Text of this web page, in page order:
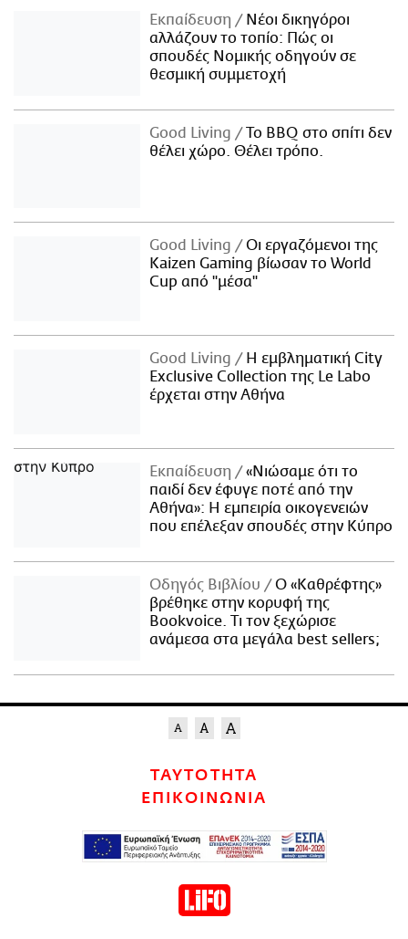
Εκπαίδευση
Νέοι δικηγόροι
αλλάζουν το τοπίο: Πώς οι
σπουδές Νομικής οδηγούν σε
θεσμική συμμετοχή
Good Living
Το BBQ στο σπίτι δεν
θέλει χώρο. Θέλει τρόπο.
Good Living
Οι εργαζόμενοι της
Kaizen Gaming βίωσαν το World
Cup από "μέσα"
Good Living
Η εμβληματική City
Exclusive Collection της Le Labo
έρχεται στην Αθήνα
Εκπαίδευση
«Νιώσαμε ότι το
παιδί δεν έφυγε ποτέ από την
Αθήνα»: Η εμπειρία οικογενειών
που επέλεξαν σπουδές στην Κύπρο
Οδηγός Βιβλίου
Ο «Καθρέφτης»
βρέθηκε στην κορυφή της
Bookvoice. Τι τον ξεχώρισε
ανάμεσα στα μεγάλα best sellers;
ΤΑΥΤΟΤΗΤΑ
ΕΠΙΚΟΙΝΩΝΙΑ